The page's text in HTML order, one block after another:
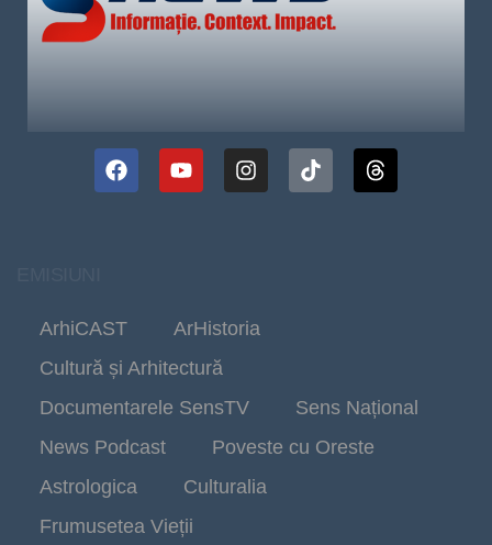
ArhiCAST
ArHistoria
Cultură și Arhitectură
Documentarele SensTV
Sens Național
News Podcast
Poveste cu Oreste
Astrologica
Culturalia
Frumusetea Vieții